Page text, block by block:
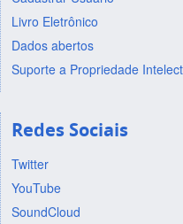
Livro Eletrônico
Dados abertos
Suporte a Propriedade
Redes Sociais
Twitter
YouTube
SoundCloud